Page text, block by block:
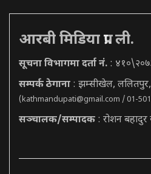
आरबी मिडिया प्रा. ली.
सूचना विभागमा दर्ता नं. :
सम्पर्क ठेगाना : झम्सीखेल,
(kathmandupati@gmail.com / 01-
सञ्चालक/सम्पादक : रोशन